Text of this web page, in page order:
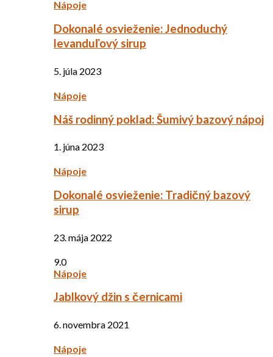
Nápoje
Dokonalé osvieženie: Jednoduchý
levanduľový sirup
5. júla 2023
Nápoje
Náš rodinný poklad: Šumivý bazový nápoj
1. júna 2023
Nápoje
Dokonalé osvieženie: Tradičný bazový
sirup
23. mája 2022
9.0
Nápoje
Jablkový džin s černicami
6. novembra 2021
Nápoje